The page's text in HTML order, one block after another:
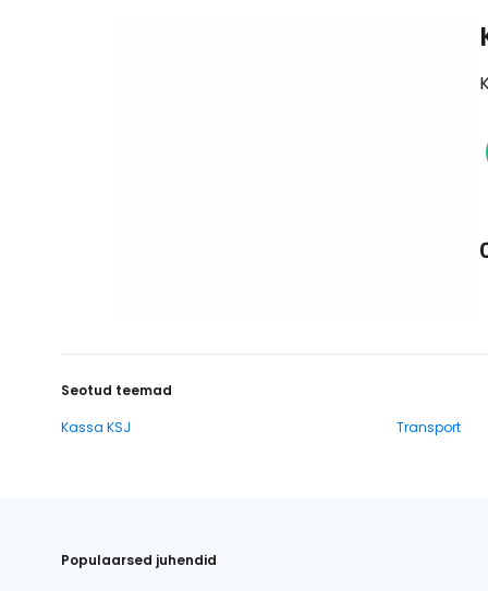
Seotud teemad
Kassa KSJ
Transport
Populaarsed juhendid